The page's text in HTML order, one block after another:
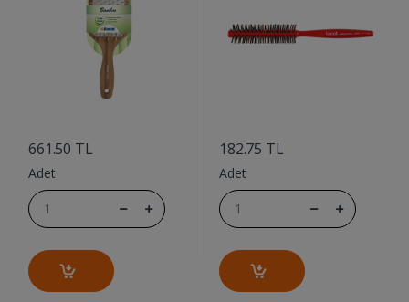
661.50 TL
Adet
182.75 TL
Adet